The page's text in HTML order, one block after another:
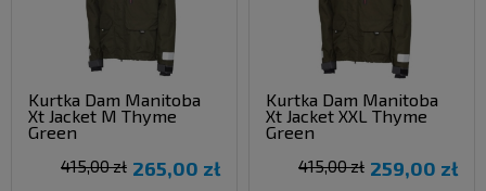
Kurtka Dam Manitoba
Xt Jacket M Thyme
Green
265,00 zł
415,00 zł
Kurtka Dam Manitoba
Xt Jacket XXL Thyme
Green
259,00 zł
415,00 zł